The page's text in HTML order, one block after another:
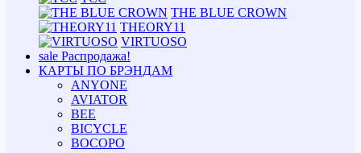
THE BLUE CROWN
THEORY11
VIRTUOSO
sale Распродажа!
КАРТЫ ПО БРЭНДАМ
ANYONE
AVIATOR
BEE
BICYCLE
BOCOPO